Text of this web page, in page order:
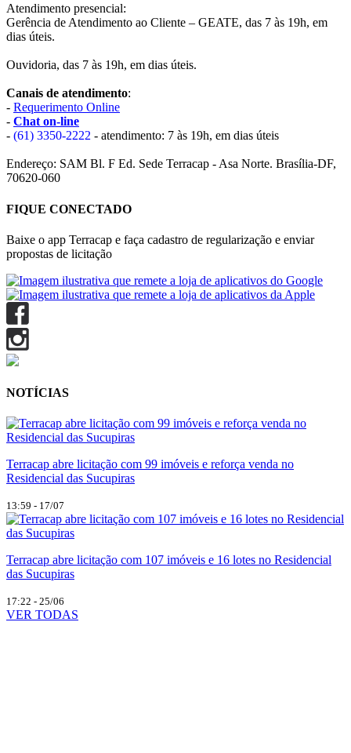
Atendimento presencial:
Gerência de Atendimento ao Cliente – GEATE, das 7 às 19h, em
dias úteis.
Ouvidoria, das 7 às 19h, em dias úteis.
Canais de atendimento:
- Requerimento Online
- Chat on-line
- (61) 3350-2222 - atendimento: 7 às 19h, em dias úteis
Endereço: SAM Bl. F Ed. Sede Terracap - Asa Norte. Brasília-DF,
70620-060
FIQUE CONECTADO
Baixe o app Terracap e faça cadastro de regularização e enviar
propostas de licitação
NOTÍCIAS
Terracap abre licitação com 99 imóveis e reforça venda no
Residencial das Sucupiras
13:59 - 17/07
Terracap abre licitação com 107 imóveis e 16 lotes no Residencial
das Sucupiras
17:22 - 25/06
VER TODAS